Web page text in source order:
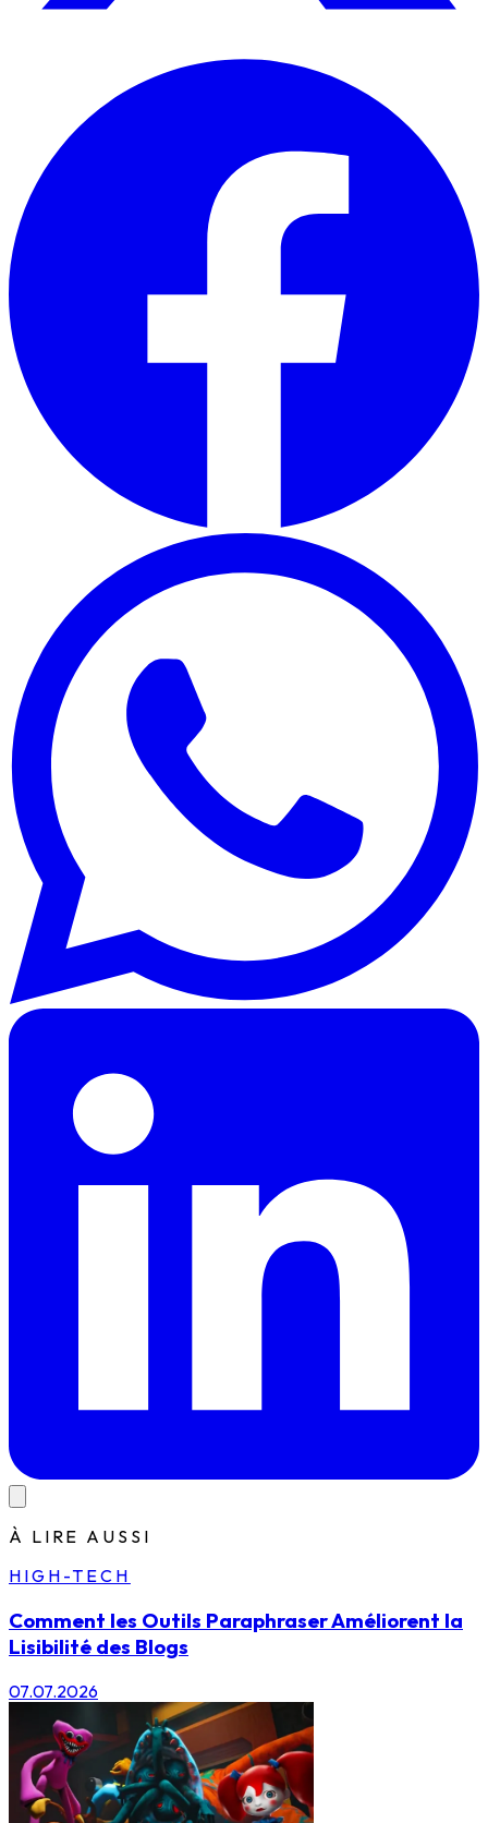
À LIRE AUSSI
HIGH-TECH
Comment les Outils Paraphraser Améliorent la
Lisibilité des Blogs
07.07.2026